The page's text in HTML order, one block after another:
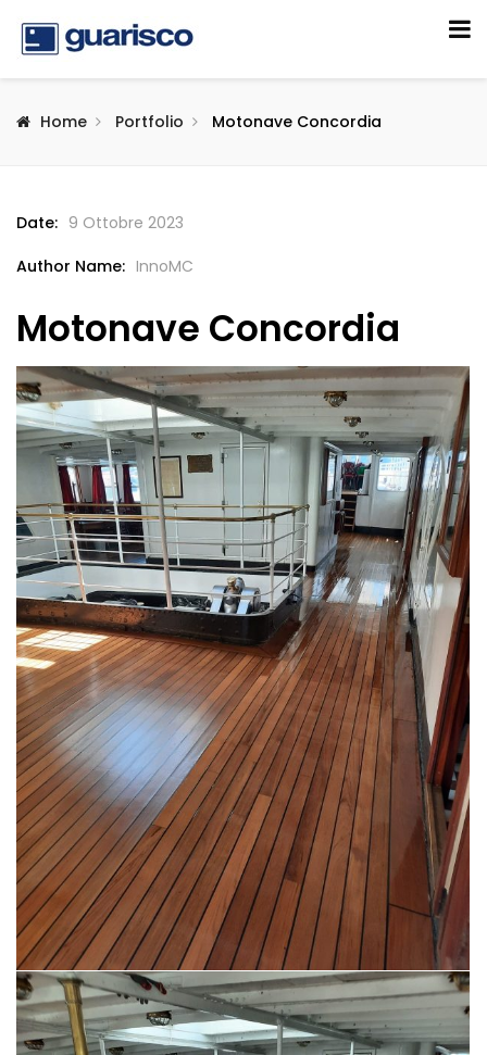
Home Portfolio Motonave Concordia
Date: 9 Ottobre 2023
Author Name: InnoMC
Motonave Concordia